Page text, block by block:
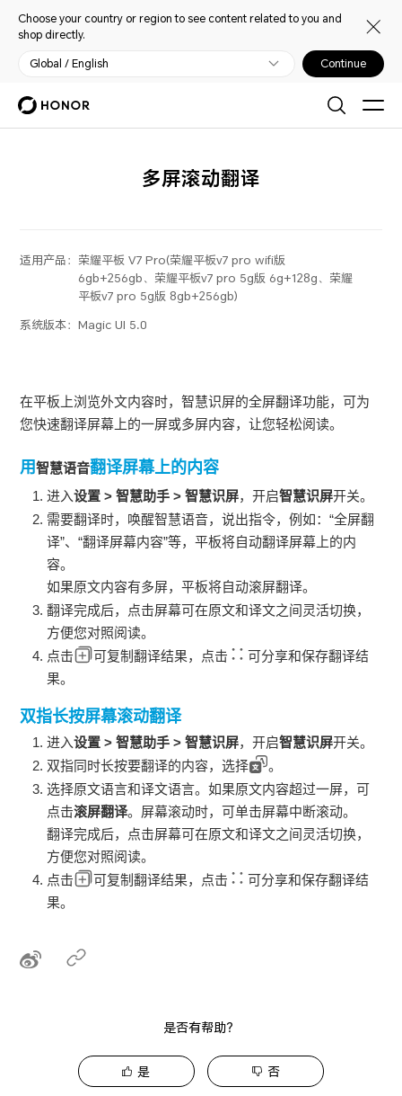
Choose your country or region to see content related to you and
shop directly.
Global / English Continue
多屏滚动翻译
适用产品： 荣耀平板 V7 Pro(荣耀平板v7 pro wifi版
6gb+256gb、荣耀平板v7 pro 5g版 6g+128g、荣耀
平板v7 pro 5g版 8gb+256gb)
系统版本：Magic UI 5.0
在平板 上浏览外文内容时，智慧识屏的全屏翻译功能，可为
您快速翻译屏幕上的一屏或多屏内容，让您轻松阅读。
用智慧语音翻译屏幕上的内容
进入设置 >智慧助手 >智慧识屏，开启智慧识屏开关。
需要翻译时，唤醒智慧语音，说出指令，例如：“全屏翻
译”、“翻译屏幕内容”等，平板将自动翻译屏幕上的内
容。
如果原文内容有多屏，平板将自动滚屏翻译。
翻译完成后，点击屏幕可在原文和译文之间灵活切换，
方便您对照阅读。
点击
可复制翻译结果，点击
可分享和保存翻译结
果。
双指长按屏幕滚动翻译
进入设置 >智慧助手 >智慧识屏，开启智慧识屏开关。
双指同时长按要翻译的内容，选择
。
选择原文语言和译文语言。如果原文内容超过一屏，可
点击滚屏翻译。屏幕滚动时，可单击屏幕中断滚动。
翻译完成后，点击屏幕可在原文和译文之间灵活切换，
方便您对照阅读。
点击
可复制翻译结果，点击
可分享和保存翻译结
果。
是否有帮助？
是 否